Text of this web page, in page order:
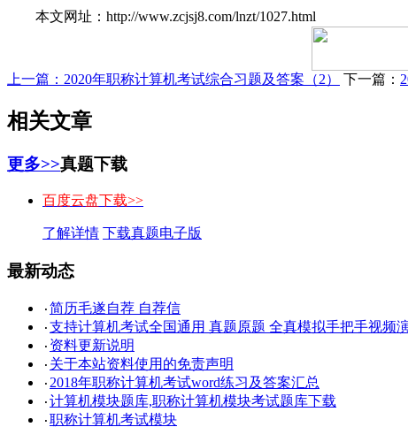
本文网址：http://www.zcjsj8.com/lnzt/1027.html
上一篇： 2020年职称计算机考试综合习题及答案（2） 下一篇：
相关文章
更多>>真题下载
百度云盘下载>>
了解详情 下载真题电子版
最新动态
· 简历毛遂自荐 自荐信
· 支持计算机考试全国通用 真题原题 全真模拟手把手视频
· 资料更新说明
· 关于本站资料使用的免责声明
· 2018年职称计算机考试word练习及答案汇总
· 计算机模块题库,职称计算机模块考试题库下载
· 职称计算机考试模块